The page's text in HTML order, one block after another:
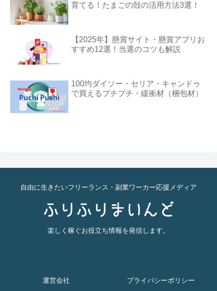
育てる！たまごの殻の活用方法3選！
【2025年】懸賞サイト・懸賞アプリお
すすめ12選！当選のコツも解説
100均ダイソー・セリア・キャンドゥ
で買えるプチプチ・緩衝材（梱包材）
自由に生きたいフリーランス・副業ワーカー応援メディア
楽しく稼ぐお役立ち情報を発信します。
運営会社
プライバシーポリシー